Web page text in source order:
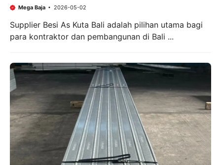
Mega Baja 2026-05-02
Supplier Besi As Kuta Bali adalah pilihan utama bagi
para kontraktor dan pembangunan di Bali ...